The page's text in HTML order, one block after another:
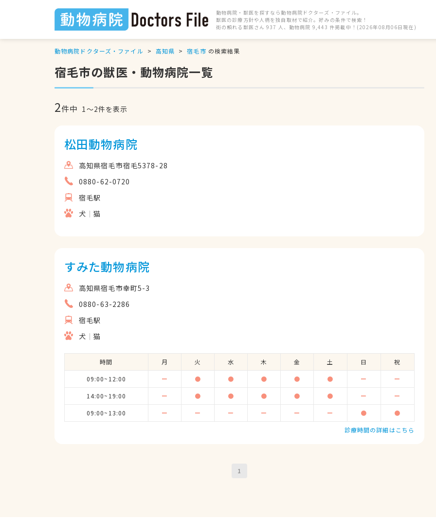
動物病院・獣医を探すなら動物病院ドクターズ・ファイル。
獣医の診療方針や人柄を独自取材で紹介。好みの条件で検索！
街の頼れる獣医さん 937 人、動物病院 9,443 件掲載中！(2026年08月06日現在)
動物病院ドクターズ・ファイル 高知県 宿毛市 の検索結果
宿毛市の獣医・動物病院一覧
2件中 1〜2件を表示
松田動物病院
高知県宿毛市宿毛5378-28
0880-62-0720
宿毛駅
犬
猫
すみた動物病院
高知県宿毛市幸町5-3
0880-63-2286
宿毛駅
犬
猫
時間 月 火 水 木 金 土 日 祝
09:00~12:00 ー ● ● ● ● ● ー ー
14:00~19:00 ー ● ● ● ● ● ー ー
09:00~13:00 ー ー ー ー ー ー ● ●
診療時間の詳細はこちら
1